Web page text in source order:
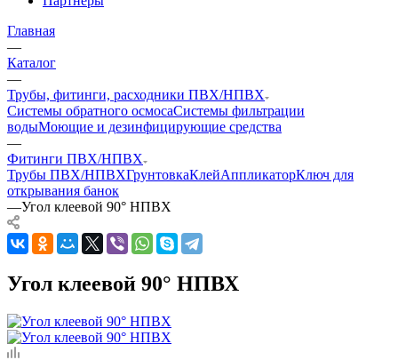
Главная
—
Каталог
—
Трубы, фитинги, расходники ПВХ/НПВХ
Системы обратного осмосаСистемы фильтрации
водыМоющие и дезинфицирующие средства
—
Фитинги ПВХ/НПВХ
Трубы ПВХ/НПВХГрунтовкаКлейАппликаторКлюч для
открывания банок
—Угол клеевой 90° НПВХ
Угол клеевой 90° НПВХ